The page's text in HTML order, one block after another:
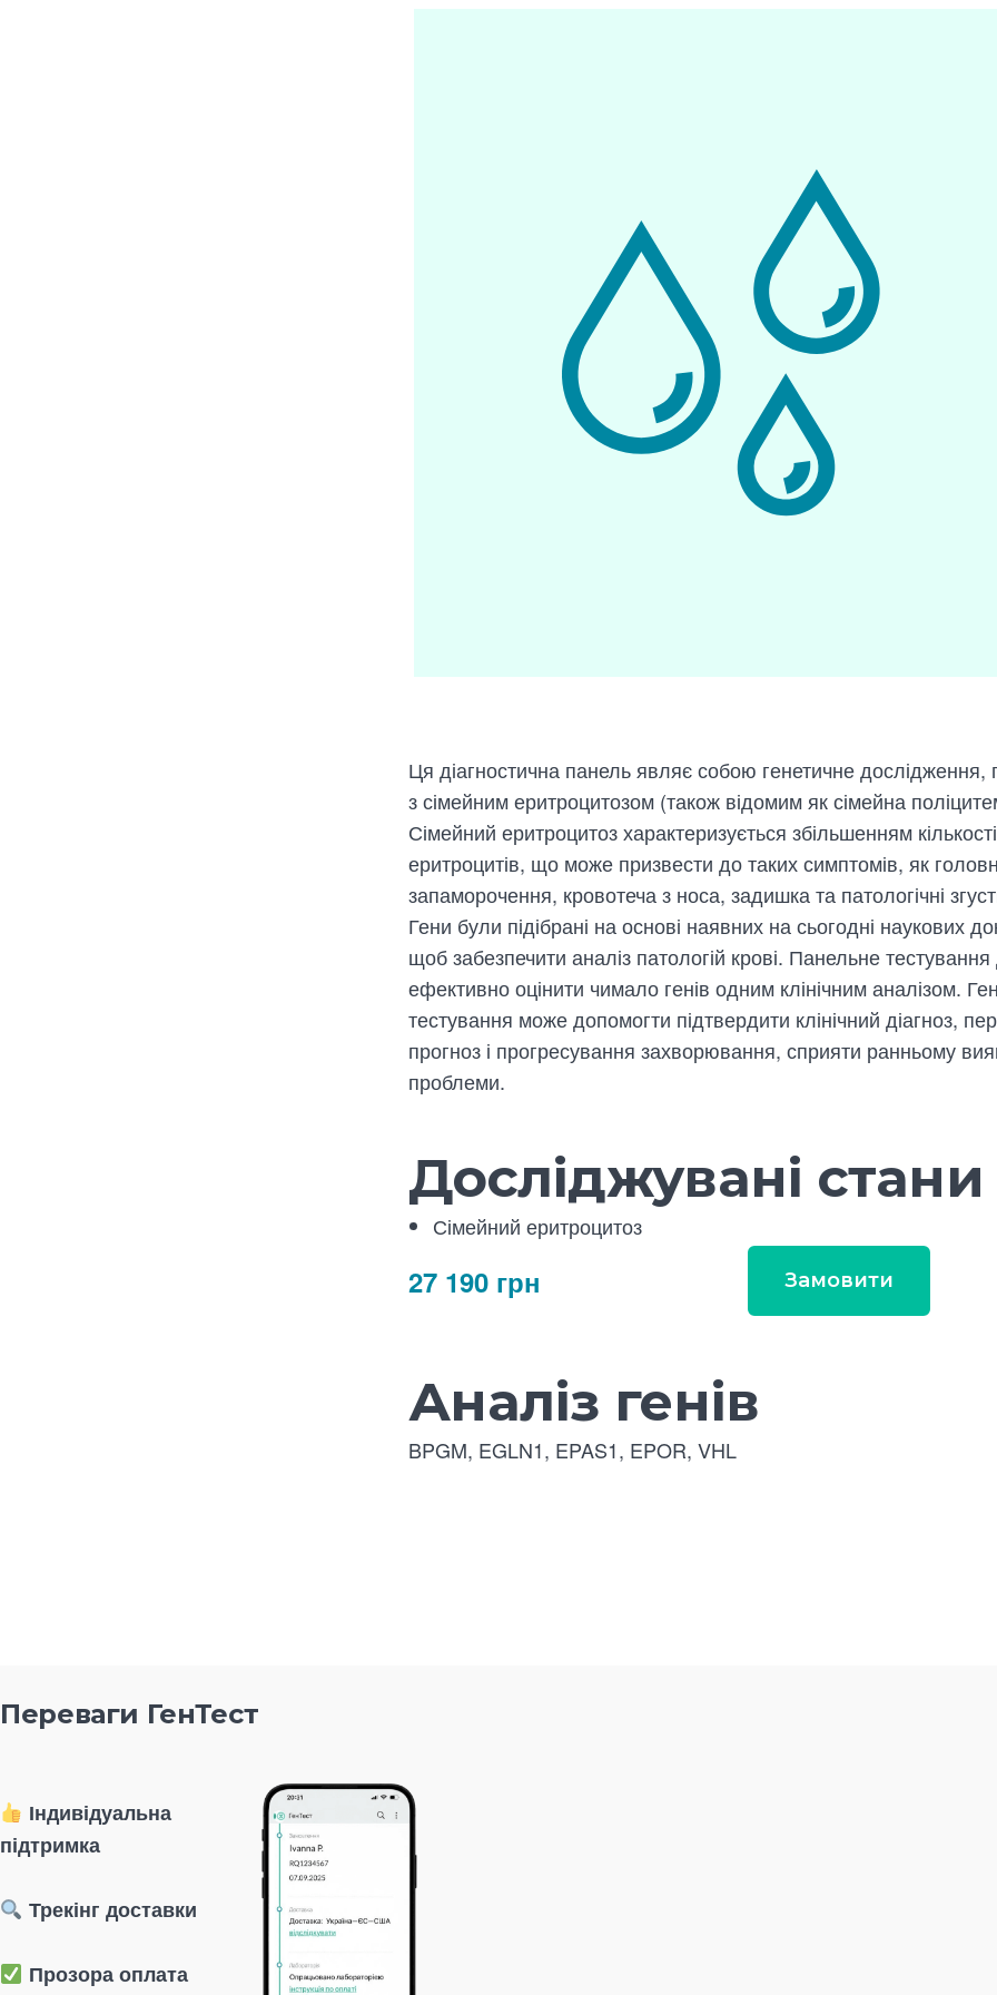
Ця діагностична панель являє собою генетичне дослідження,
з сімейним еритроцитозом (також відомим як сімейна
Сімейний еритроцитоз характеризується збільшенням кількості
еритроцитів, що може призвести до таких симптомів, як
запаморочення, кровотеча з носа, задишка та патологічні
Гени були підібрані на основі наявних на сьогодні наукових
щоб забезпечити аналіз патологій крові. Панельне
ефективно оцінити чимало генів одним клінічним аналізом.
тестування може допомогти підтвердити клінічний діагноз,
прогноз і прогресування захворювання, сприяти ранньому
проблеми.
Досліджувані стани
Сімейний еритроцитоз
27 190 грн Замовити
Аналіз генів
BPGM, EGLN1, EPAS1, EPOR, VHL
Переваги ГенТест
Індивідуальна
підтримка
Трекінг доставки
Прозора оплата